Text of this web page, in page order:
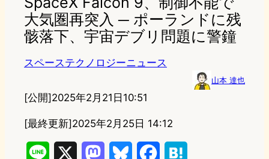
大気圏再突入 ─ ポーランドに残
骸落下、宇宙デブリ問題に警鐘
スペーステクノロジーニュース
山本 達也
[公開]2025年2月21日10:51
[最終更新]2025年2月25日 14:12